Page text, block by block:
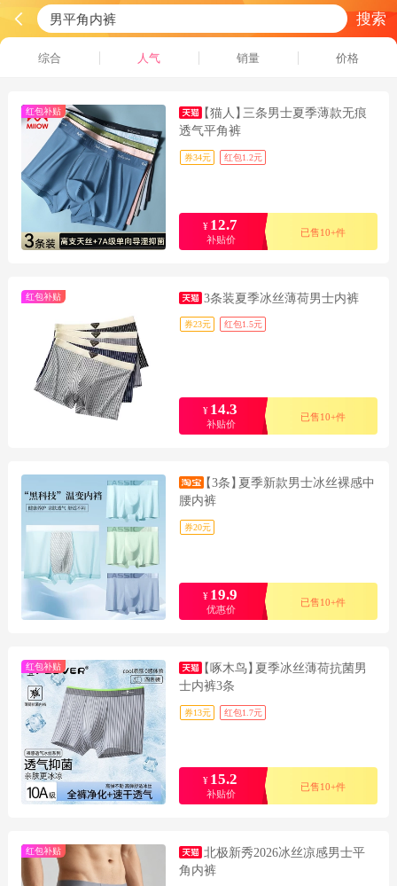
搜索
综合 人气 销量 价格
红包补贴 【猫人】三条男士夏季薄款无痕
透气平角裤
券34元 红包1.2元
¥ 12.7
补贴价
已售10+件
红包补贴 3条装夏季冰丝薄荷男士内裤
券23元 红包1.5元
¥ 14.3
补贴价
已售10+件
【3条】夏季新款男士冰丝裸感中
腰内裤
券20元
¥ 19.9
优惠价
已售10+件
红包补贴 【啄木鸟】夏季冰丝薄荷抗菌男
士内裤3条
券13元 红包1.7元
¥ 15.2
补贴价
已售10+件
红包补贴
北极新秀2026冰丝凉感男士平
角内裤